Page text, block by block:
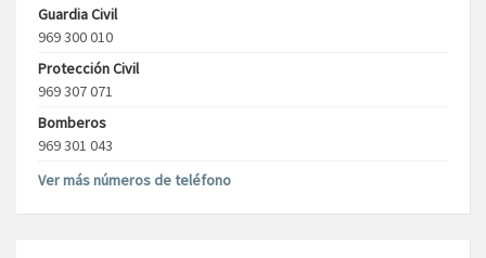
Guardia Civil
969 300 010
Protección Civil
969 307 071
Bomberos
969 301 043
Ver más números de teléfono